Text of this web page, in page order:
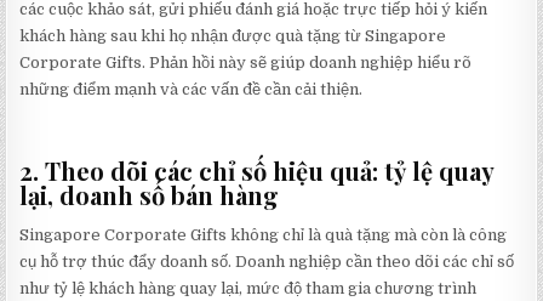
các cuộc khảo sát, gửi phiếu đánh giá hoặc trực tiếp hỏi ý kiến
khách hàng sau khi họ nhận được quà tặng từ Singapore
Corporate Gifts. Phản hồi này sẽ giúp doanh nghiệp hiểu rõ
những điểm mạnh và các vấn đề cần cải thiện.
2. Theo dõi các chỉ số hiệu quả: tỷ lệ quay
lại, doanh số bán hàng
Singapore Corporate Gifts không chỉ là quà tặng mà còn là công
cụ hỗ trợ thúc đẩy doanh số. Doanh nghiệp cần theo dõi các chỉ số
như tỷ lệ khách hàng quay lại, mức độ tham gia chương trình